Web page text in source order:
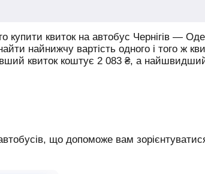
купити квиток на автобус Чернігів —
найнижчу вартість одного і того ж
квиток коштує 2 083 ₴, а